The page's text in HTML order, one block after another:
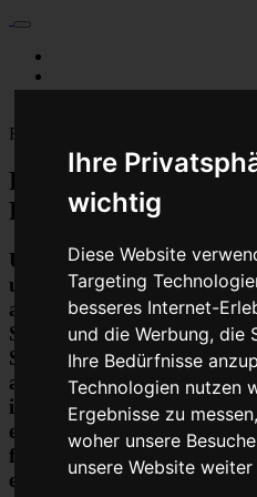
Ihre
wichtig
Diese Website
Targeting
besseres Internet-
und die Werbung, die
Ihre Bedürfnisse
Technologien nutzen
Ergebnisse zu
woher unsere
unsere Website
Kontakt
Fahrzeugmarken
Baumaschine
Reparatur oder
Unser Betrieb steht für
und Reparaturen von
anderem von Motor-
Steuergeräten, ABS-
STEUBEL® verfügt dabei
ausgewiesene Expertise
insbesondere Motor-
ermöglicht STEUBEL®
für nahezu aller Hersteller
es Motorrad oder LKW.